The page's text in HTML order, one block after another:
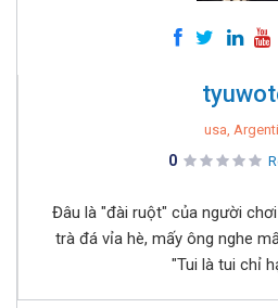
usa,
0
Đâu là "đài ruột" của người
trà đá vỉa hè, mấy ông nghe
"Tui là tui chỉ